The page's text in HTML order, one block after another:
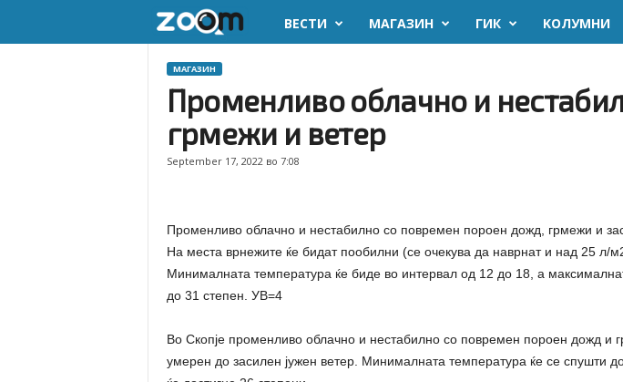
o
m
ВЕСТИ МАГАЗИН ГИК KОЛУМНИ
МАГАЗИН
Променливо облачно и
грмежи и ветер
September 17, 2022 во 7:08
Променливо облачно и нестабилно со повремен пороен дожд, грмежи и
На места врнежите ќе бидат пообилни (се очекува да наврнат и над 25 л/
Минималната температура ќе биде во интервал од 12 до 18, а
до 31 степен. УВ=4
Во Скопје променливо облачно и нестабилно со повремен пороен дожд и
умерен до засилен јужен ветер. Минималната температура ќе се спушти